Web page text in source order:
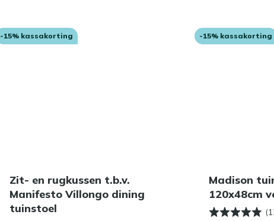
-15% kassakorting
Zit- en rugkussen t.b.v.
Manifesto Villongo dining
tuinstoel
-15% kassakorting
Madison
120x48cm